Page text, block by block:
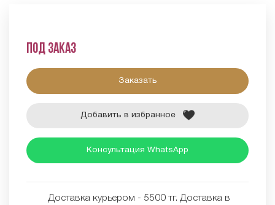
Под заказ
Заказать
Добавить в избранное
Консультация WhatsApp
Доставка курьером - 5500 тг. Доставка в